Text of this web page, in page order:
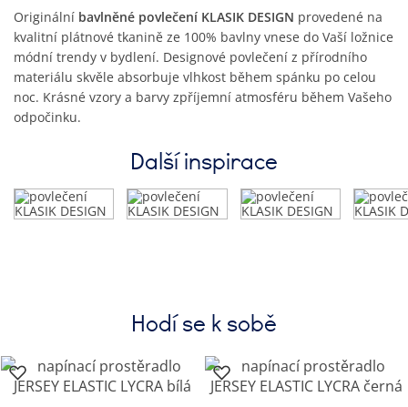
Originální bavlněné povlečení KLASIK DESIGN provedené na
kvalitní plátnové tkanině ze 100% bavlny vnese do Vaší ložnice
módní trendy v bydlení. Designové povlečení z přírodního
materiálu skvěle absorbuje vlhkost během spánku po celou
noc. Krásné vzory a barvy zpříjemní atmosféru během Vašeho
odpočinku.
Další inspirace
Hodí se k sobě